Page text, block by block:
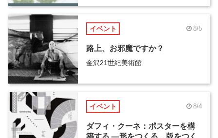
イベント 8/5
路上、お邪魔ですか？
金沢21世紀美術館
イベント 8/4
ダフィ・クーネ：ポスターを構
築する ―形をつくる、版をつく